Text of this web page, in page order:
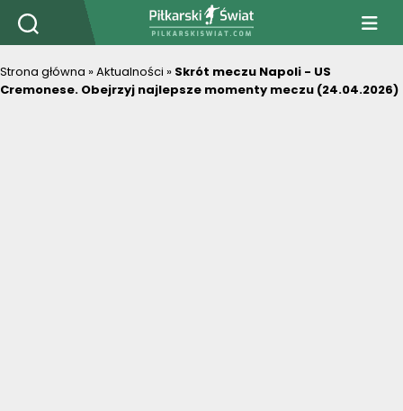
PiłkarskiSwiat.com
Strona główna »Aktualności » Skrót meczu Napoli - US
Cremonese. Obejrzyj najlepsze momenty meczu (24.04.2026)